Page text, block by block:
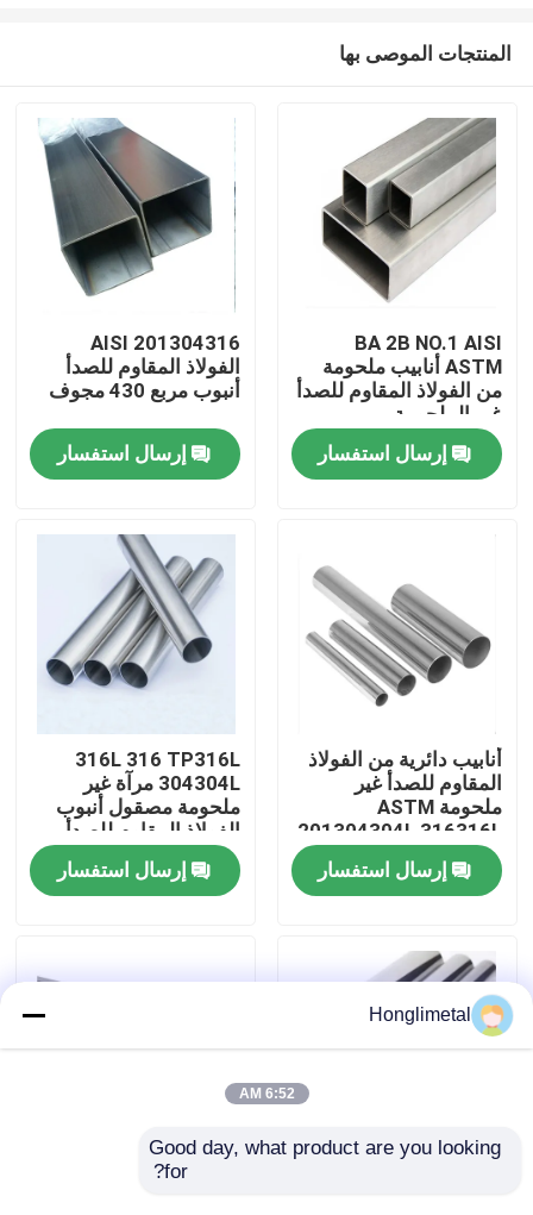
منتجات
أشرطة فيديو
معلومات عنا
جولة في المعمل
رقابة جودة
اتصل بنا
أخبار
المنتجات الموصى بها
BA 2B NO.1 AISI
ASTM أنابيب ملحومة
من الفولاذ المقاوم للصدأ
غير الملحومة
إرسال استفسار
AISI 201304316
الفولاذ المقاوم للصدأ
أنبوب مربع 430 مجوف
إرسال استفسار
أنابيب دائرية من الفولاذ
المقاوم للصدأ غير
ملحومة ASTM
201304304L 316316L
إرسال استفسار
316L 316 TP316L
304304L مرآة غير
ملحومة مصقول أنبوب
الفولاذ المقاوم للصدأ
إرسال استفسار
Honglimetal
6:52 AM
Good day, what product are you looking
for?